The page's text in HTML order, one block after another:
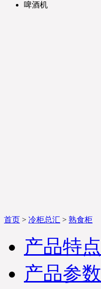
啤酒机
首页 > 冷柜总汇 > 熟食柜
产品特点
产品参数